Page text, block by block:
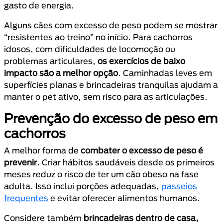
gasto de energia.
Alguns cães com excesso de peso podem se mostrar
“resistentes ao treino” no início. Para cachorros
idosos, com dificuldades de locomoção ou
problemas articulares, os exercícios de baixo
impacto são a melhor opção. Caminhadas leves em
superfícies planas e brincadeiras tranquilas ajudam a
manter o pet ativo, sem risco para as articulações.
Prevenção do excesso de peso em
cachorros
A melhor forma de combater o excesso de peso é
prevenir. Criar hábitos saudáveis desde os primeiros
meses reduz o risco de ter um cão obeso na fase
adulta. Isso inclui porções adequadas, passeios
frequentes e evitar oferecer alimentos humanos.
Considere também brincadeiras dentro de casa,